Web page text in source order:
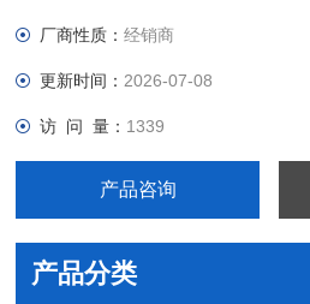
厂商性质：经销商
更新时间： 2026-07-08
访 问 量： 1339
产品咨询
产品分类